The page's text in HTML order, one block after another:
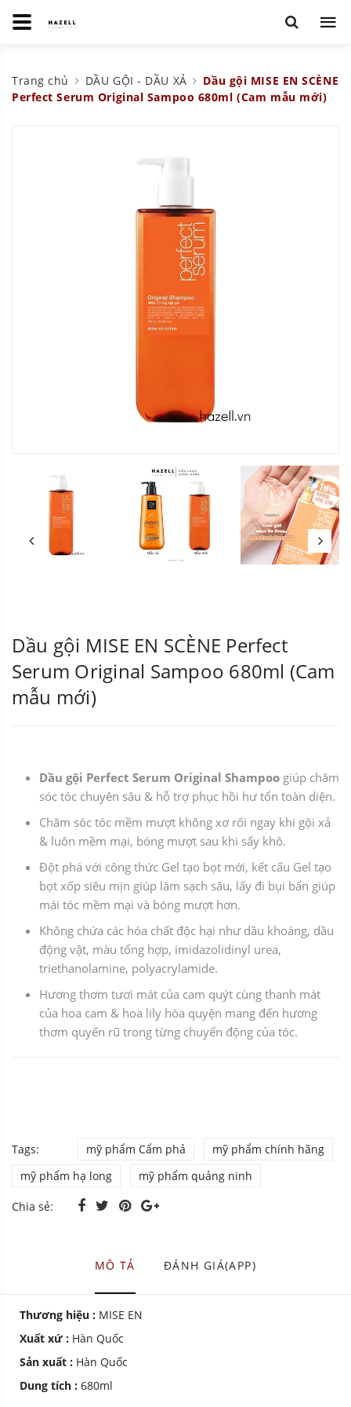
Trang chủ DẦU GỘI - DẦU XẢ
Dầu gội MISE EN SCÈNE
Perfect Serum Original Sampoo 680ml (Cam mẫu mới)
Dầu gội MISE EN SCÈNE Perfect
Serum Original Sampoo 680ml (Cam
mẫu mới)
Dầu gội Perfect Serum Original Shampoo giúp chăm
sóc tóc chuyên sâu & hỗ trợ phục hồi hư tổn toàn diện.
Chăm sóc tóc mềm mượt không xơ rối ngay khi gội xả
& luôn mềm mại, bóng mượt sau khi sấy khô.
Đột phá với công thức Gel tạo bọt mới, kết cấu Gel tạo
bọt xốp siêu mịn giúp làm sạch sâu, lấy đi bụi bẩn giúp
mái tóc mềm mại và bóng mượt hơn.
Không chứa các hóa chất độc hại như dầu khoáng, dầu
động vật, màu tổng hợp, imidazolidinyl urea,
triethanolamine, polyacrylamide.
Hương thơm tươi mát của cam quýt cùng thanh mát
của hoa cam & hoa lily hòa quyện mang đến hương
thơm quyến rũ trong từng chuyển động của tóc.
Tags: mỹ phẩm Cẩm phả
mỹ phẩm chính hãng
mỹ phẩm hạ long
mỹ phẩm quảng ninh
Chia sẻ:
MÔ TẢ ĐÁNH GIÁ(APP)
Thương hiệu : MISE EN
Xuất xứ : Hàn Quốc
Sản xuất : Hàn Quốc
Dung tích : 680ml